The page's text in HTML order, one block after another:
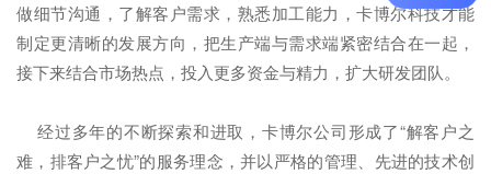
做细节沟通，了解客户需求，熟悉加工能力，卡博尔科技才能
制定更清晰的发展方向，把生产端与需求端紧密结合在一起，
接下来结合市场热点，投入更多资金与精力，扩大研发团队。
经过多年的不断探索和进取，卡博尔公司形成了“解客户之
难，排客户之忧”的服务理念，并以严格的管理、先进的技术创